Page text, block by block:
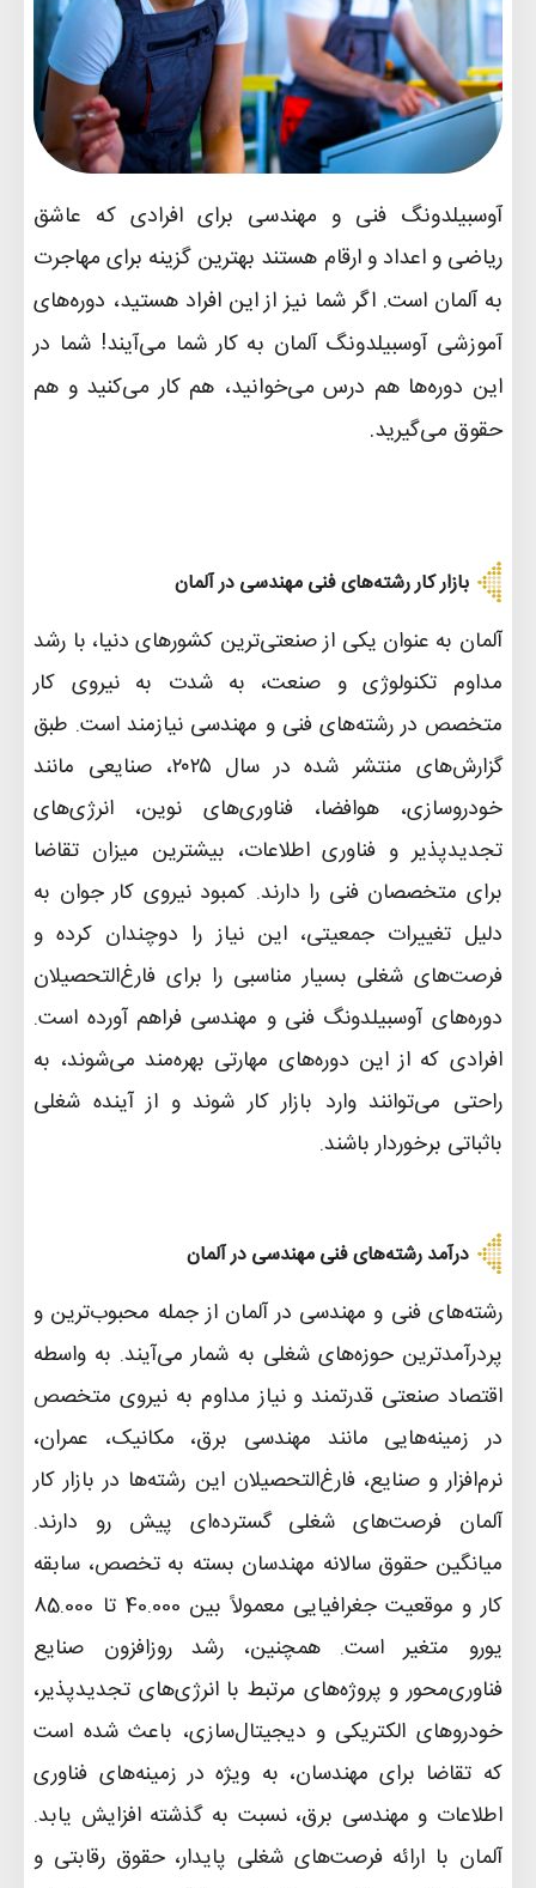
آوسبیلدونگ فنی و مهندسی برای افرادی که عاشق
ریاضی و اعداد و ارقام هستند بهترین گزینه برای مهاجرت
به آلمان است. اگر شما نیز از این افراد هستید، دوره‌های
آموزشی آوسبیلدونگ آلمان به کار شما می‌آیند! شما در
این دوره‌ها هم درس می‌خوانید، هم کار می‌کنید و هم
حقوق می‌گیرید.
بازار کار رشته‌های فنی مهندسی در آلمان
آلمان به عنوان یکی از صنعتی‌ترین کشورهای دنیا، با رشد
مداوم تکنولوژی و صنعت، به شدت به نیروی کار
متخصص در رشته‌های فنی و مهندسی نیازمند است. طبق
گزارش‌های منتشر شده در سال ۲۰۲۵، صنایعی مانند
خودروسازی، هوافضا، فناوری‌های نوین، انرژی‌های
تجدیدپذیر و فناوری اطلاعات، بیشترین میزان تقاضا
برای متخصصان فنی را دارند. کمبود نیروی کار جوان به
دلیل تغییرات جمعیتی، این نیاز را دوچندان کرده و
فرصت‌های شغلی بسیار مناسبی را برای فارغ‌التحصیلان
دوره‌های آوسبیلدونگ فنی و مهندسی فراهم آورده است.
افرادی که از این دوره‌های مهارتی بهره‌مند می‌شوند، به
راحتی می‌توانند وارد بازار کار شوند و از آینده شغلی
باثباتی برخوردار باشند.
درآمد رشته‌های فنی مهندسی در آلمان
رشته‌های فنی و مهندسی در آلمان از جمله محبوب‌ترین و
پردرآمدترین حوزه‌های شغلی به شمار می‌آیند. به واسطه
اقتصاد صنعتی قدرتمند و نیاز مداوم به نیروی متخصص
در زمینه‌هایی مانند مهندسی برق، مکانیک، عمران،
نرم‌افزار و صنایع، فارغ‌التحصیلان این رشته‌ها در بازار کار
آلمان فرصت‌های شغلی گسترده‌ای پیش رو دارند.
میانگین حقوق سالانه مهندسان بسته به تخصص، سابقه
کار و موقعیت جغرافیایی معمولاً بین 40.000 تا 85.000
یورو متغیر است. همچنین، رشد روزافزون صنایع
فناوری‌محور و پروژه‌های مرتبط با انرژی‌های تجدیدپذیر،
خودروهای الکتریکی و دیجیتال‌سازی، باعث شده است
که تقاضا برای مهندسان، به ویژه در زمینه‌های فناوری
اطلاعات و مهندسی برق، نسبت به گذشته افزایش یابد.
آلمان با ارائه فرصت‌های شغلی پایدار، حقوق رقابتی و